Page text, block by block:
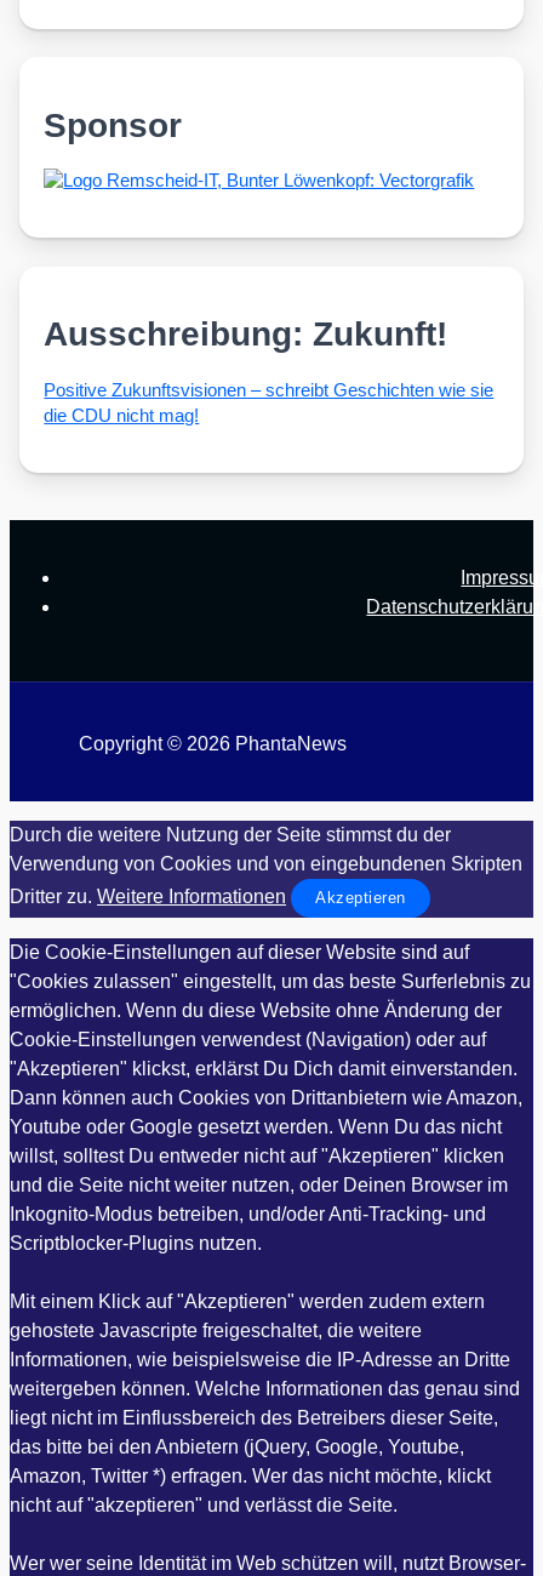
Sponsor
Ausschreibung: Zukunft!
Posi­ti­ve Zukunfts­vi­sio­nen – schreibt Geschich­ten wie sie
die CDU nicht mag!
Copyright © 2026 PhantaNews
Durch die weitere Nutzung der Seite stimmst du der
Verwendung von Cookies und von eingebundenen Skripten
Dritter zu. Weitere Informationen Akzeptieren
Die Cookie-Einstellungen auf dieser Website sind auf
"Cookies zulassen" eingestellt, um das beste Surferlebnis zu
ermöglichen. Wenn du diese Website ohne Änderung der
Cookie-Einstellungen verwendest (Navigation) oder auf
"Akzeptieren" klickst, erklärst Du Dich damit einverstanden.
Dann können auch Cookies von Drittanbietern wie Amazon,
Youtube oder Google gesetzt werden. Wenn Du das nicht
willst, solltest Du entweder nicht auf "Akzeptieren" klicken
und die Seite nicht weiter nutzen, oder Deinen Browser im
Inkognito-Modus betreiben, und/oder Anti-Tracking- und
Scriptblocker-Plugins nutzen.
Mit einem Klick auf "Akzeptieren" werden zudem extern
gehostete Javascripte freigeschaltet, die weitere
Informationen, wie beispielsweise die IP-Adresse an Dritte
weitergeben können. Welche Informationen das genau sind
liegt nicht im Einflussbereich des Betreibers dieser Seite,
das bitte bei den Anbietern (jQuery, Google, Youtube,
Amazon, Twitter *) erfragen. Wer das nicht möchte, klickt
nicht auf "akzeptieren" und verlässt die Seite.
Wer wer seine Identität im Web schützen will, nutzt Browser-